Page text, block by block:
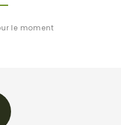
le moment